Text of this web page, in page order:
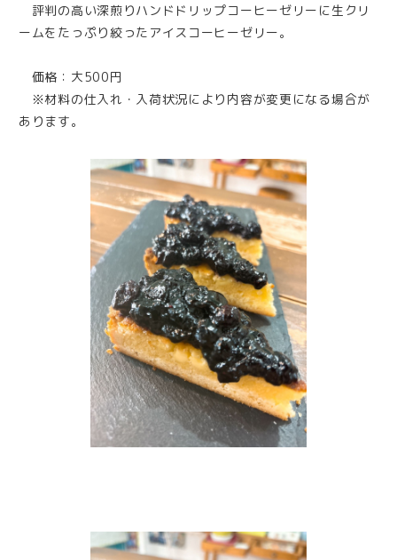
評判の高い深煎りハンドドリップコーヒーゼリーに生クリ
ームをたっぷり絞ったアイスコーヒーゼリー。
価格：大500円
※材料の仕入れ・入荷状況により内容が変更になる場合が
あります。